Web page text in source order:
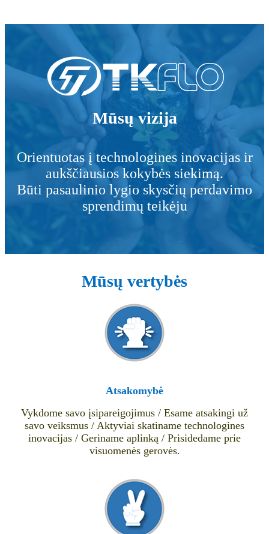
Mūsų vizija
Orientuotas į technologines inovacijas ir
aukščiausios kokybės siekimą.
Būti pasaulinio lygio skysčių perdavimo
sprendimų teikėju
Mūsų vertybės
Atsakomybė
Vykdome savo įsipareigojimus / Esame atsakingi už
savo veiksmus / Aktyviai skatiname technologines
inovacijas / Geriname aplinką / Prisidedame prie
visuomenės gerovės.